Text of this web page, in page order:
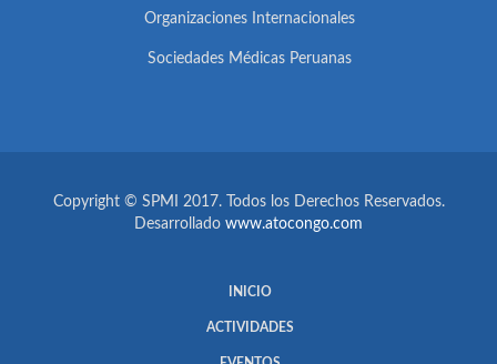
Organizaciones Internacionales
Sociedades Médicas Peruanas
Copyright © SPMI 2017. Todos los Derechos Reservados.
Desarrollado www.atocongo.com
INICIO
ACTIVIDADES